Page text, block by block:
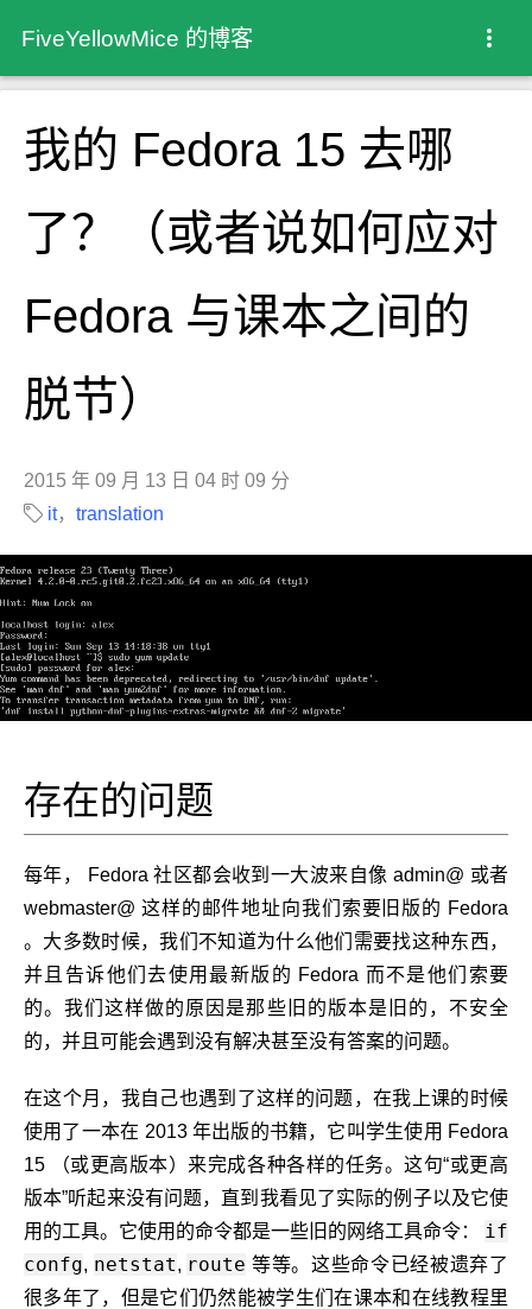
FiveYellowMice 的博客
我的 Fedora 15 去哪
了？（或者说如何应对
Fedora 与课本之间的
脱节）
2015 年 09 月 13 日 04 时 09 分
it， translation
存在的问题
每年， Fedora 社区都会收到一大波来自像 admin@ 或者
webmaster@ 这样的邮件地址向我们索要旧版的 Fedora
。大多数时候，我们不知道为什么他们需要找这种东西，
并且告诉他们去使用最新版的 Fedora 而不是他们索要
的。我们这样做的原因是那些旧的版本是旧的，不安全
的，并且可能会遇到没有解决甚至没有答案的问题。
在这个月，我自己也遇到了这样的问题，在我上课的时候
使用了一本在 2013 年出版的书籍，它叫学生使用 Fedora
15 （或更高版本）来完成各种各样的任务。这句“或更高
版本”听起来没有问题，直到我看见了实际的例子以及它使
用的工具。它使用的命令都是一些旧的网络工具命令： if
confg, netstat, route 等等。这些命令已经被遗弃了
很多年了，但是它们仍然能被学生们在课本和在线教程里